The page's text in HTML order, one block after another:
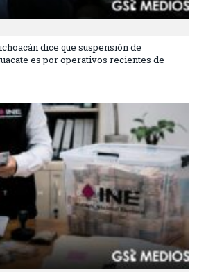
dice que suspensión de
es por operativos recientes de